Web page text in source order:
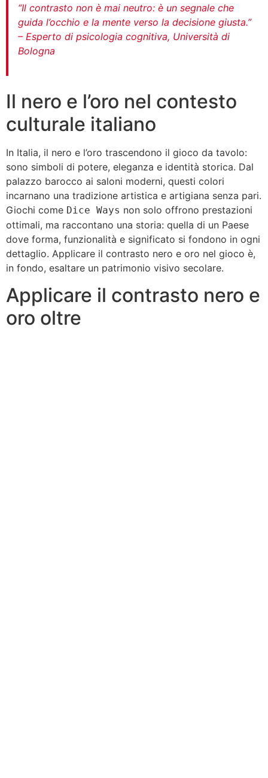
“Il contrasto non è mai neutro: è un segnale che
guida l’occhio e la mente verso la decisione giusta.”
– Esperto di psicologia cognitiva, Università di
Bologna
Il nero e l’oro nel contesto
culturale italiano
In Italia, il nero e l’oro trascendono il gioco da tavolo:
sono simboli di potere, eleganza e identità storica. Dal
palazzo barocco ai saloni moderni, questi colori
incarnano una tradizione artistica e artigiana senza pari.
Giochi come Dice Ways non solo offrono prestazioni
ottimali, ma raccontano una storia: quella di un Paese
dove forma, funzionalità e significato si fondono in ogni
dettaglio. Applicare il contrasto nero e oro nel gioco è,
in fondo, esaltare un patrimonio visivo secolare.
Applicare il contrasto nero e
oro oltre